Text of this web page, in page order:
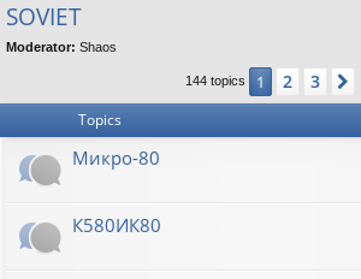
s
SOVIET
Moderator: Shaos
144 topics 1 2 3
Topics
Микро-80
К580ИК80